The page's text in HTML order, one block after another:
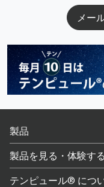
メ
製品
製品を見る・体験する
テンピュール® につ